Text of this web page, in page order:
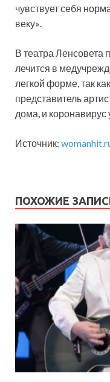
чувствует себя
веку».
В театра Ленсовета
лечится в
легкой форме, так
представитель
дома, и коронавирус
Источник:
ПОХОЖИЕ